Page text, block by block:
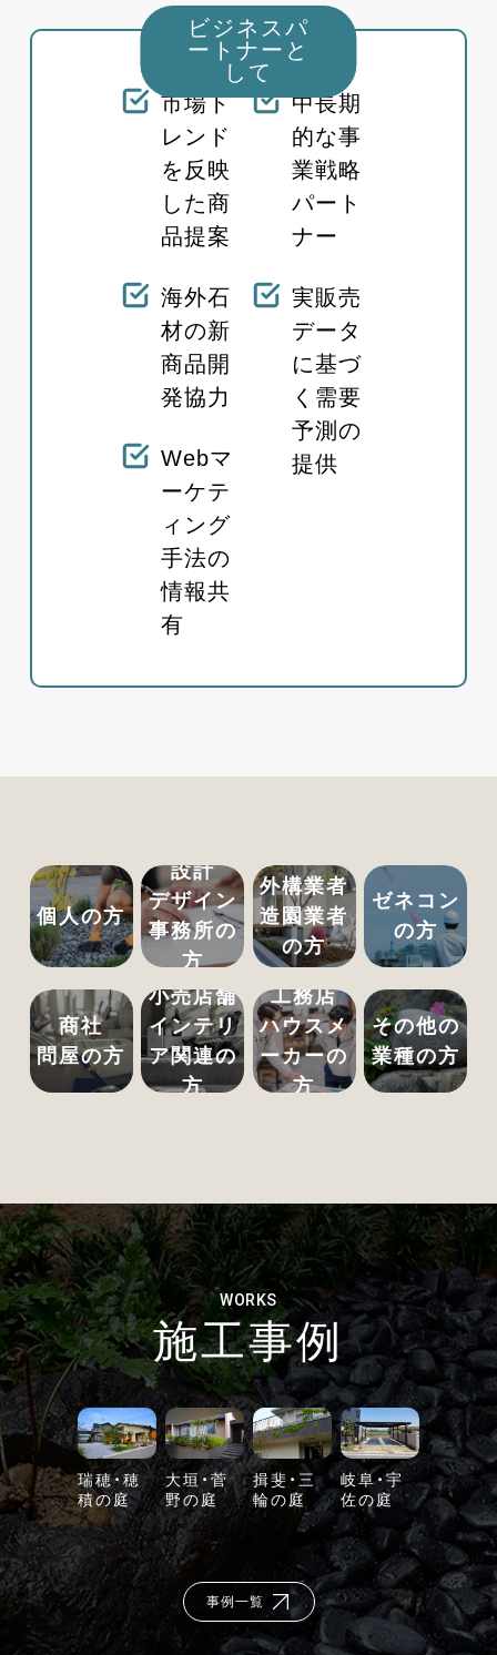
ビジネスパ
ートナーと
して
市場ト
レンド
を反映
した商
品提案
海外石
材の新
商品開
発協力
Webマ
ーケテ
ィング
手法の
情報共
有
中長期
的な事
業戦略
パート
ナー
実販売
データ
に基づ
く需要
予測の
提供
個人の方
設計
デザイン
事務所の
方
外構業者
造園業者
の方
ゼネコン
の方
商社
問屋の方
小売店舗
インテリ
ア関連の
方
工務店
ハウスメ
ーカーの
方
その他の
業種の方
WORKS
施工事例
瑞穂・穂
積の庭
大垣・菅
野の庭
揖斐・三
輪の庭
岐阜・宇
佐の庭
事例一覧